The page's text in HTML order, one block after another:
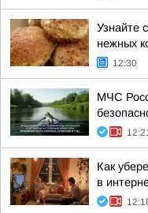
Узнайте
нежных
12:30
МЧС
Как
в